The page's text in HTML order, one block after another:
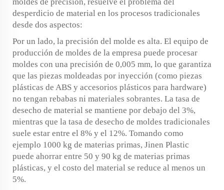
desperdicio de material en los procesos tradicionales
desde dos aspectos:
Por un lado, la precisión del molde es alta. El equipo de
producción de moldes de la empresa puede procesar
moldes con una precisión de 0,005 mm, lo que garantiza
que las piezas moldeadas por inyección (como piezas
plásticas de ABS y accesorios plásticos para hardware)
no tengan rebabas ni materiales sobrantes. La tasa de
desecho de material se mantiene por debajo del 3%,
mientras que la tasa de desecho de moldes tradicionales
suele estar entre el 8% y el 12%. Tomando como
ejemplo 1000 kg de materias primas, Jinen Plastic
puede ahorrar entre 50 y 90 kg de materias primas
plásticas, y el costo del material se reduce al menos un
5%.